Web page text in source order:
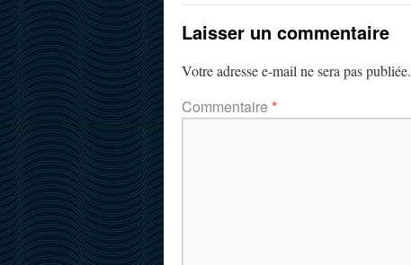
Laisser un commentaire
Votre adresse e-mail ne sera pas publiée.
Commentaire *